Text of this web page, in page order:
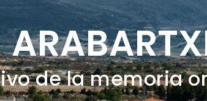
de la memoria